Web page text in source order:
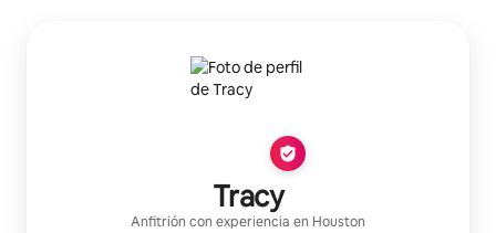
Tracy
Anfitrión con experiencia en Houston